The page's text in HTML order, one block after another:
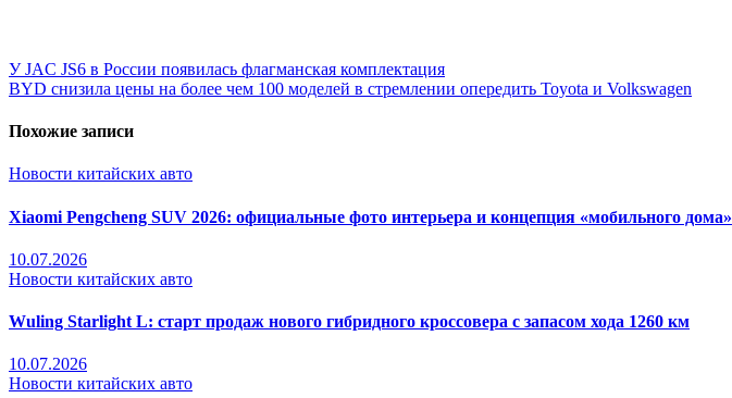
Навигация
по
записям
У JAC JS6 в России появилась флагманская комплектация
BYD снизила цены на более чем 100 моделей в стремлении опередить Toyota и Volkswagen
Похожие записи
Новости китайских авто
Xiaomi Pengcheng SUV 2026: официальные фото интерьера и концепция «мобильного дома»
10.07.2026
Новости китайских авто
Wuling Starlight L: старт продаж нового гибридного кроссовера с запасом хода 1260 км
10.07.2026
Новости китайских авто